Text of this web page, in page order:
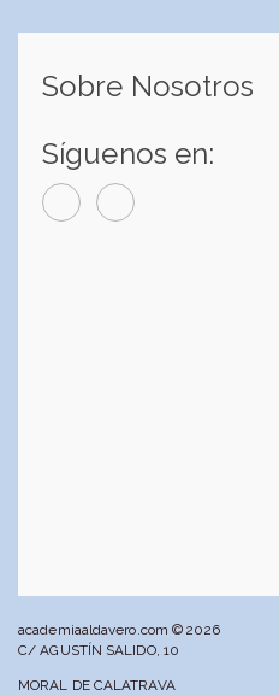
Sobre Nosotros
Síguenos en:
academiaaldavero.com © 2026
C/ AGUSTÍN SALIDO, 10
MORAL DE CALATRAVA